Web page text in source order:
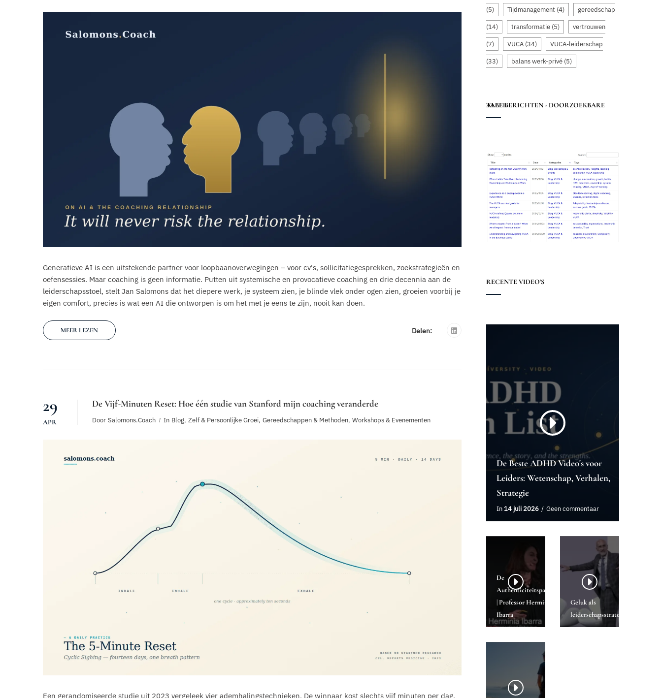
Generatieve AI is een uitstekende partner voor loopbaanoverwegingen – voor cv's, sollicitatiegesprekken, zoekstrategieën en
oefensessies. Maar coaching is geen informatie. Putten uit systemische en provocatieve coaching en drie decennia aan de
leiderschapsstoel, stelt Jan Salomons dat het diepere werk, je systeem zien, je blinde vlek onder ogen zien, groeien voorbij je
eigen comfort, precies is wat een AI die ontworpen is om het met je eens te zijn, nooit kan doen.
MEER LEZEN Delen:
29
APR
De Vijf-Minuten Reset: Hoe één studie van Stanford mijn coaching veranderde
Door Salomons.coach In Blog, Zelf & Persoonlijke Groei, Gereedschappen & Methoden, Workshops & Evenementen
Een gerandomiseerde studie uit 2023 vergeleek vier ademhalingstechnieken. De winnaar kost slechts vijf minuten per dag.
(5) Tijdmanagement (4) gereedschap
(14) transformatie (5) vertrouwen
(7) VUCA (34) VUCA-leiderschap
(33) balans werk-privé (5)
ALLE BERICHTEN - DOORZOEKBARE TABEL
RECENTE VIDEO'S
De Beste ADHD Video's voor
Leiders: Wetenschap, Verhalen,
Strategie
In14 juli 2026 Geen commentaar
De
Authenticiteitsparadox
| Professor Herminia
Ibarra
Geluk als
leiderschapsstrategie